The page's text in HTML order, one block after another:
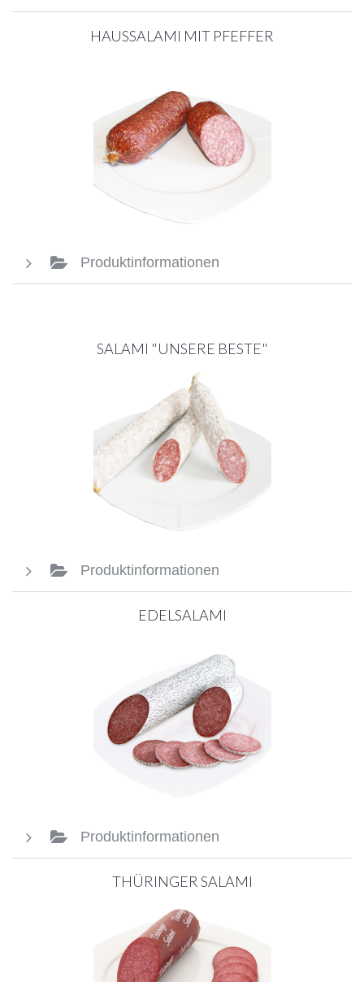
HAUSSALAMI MIT PFEFFER
Produktinformationen
SALAMI "UNSERE BESTE"
Produktinformationen
EDELSALAMI
Produktinformationen
THÜRINGER SALAMI